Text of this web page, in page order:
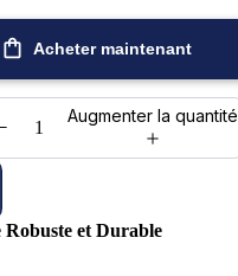
Acheter maintenant
Augmenter la quantité
Robuste et Durable